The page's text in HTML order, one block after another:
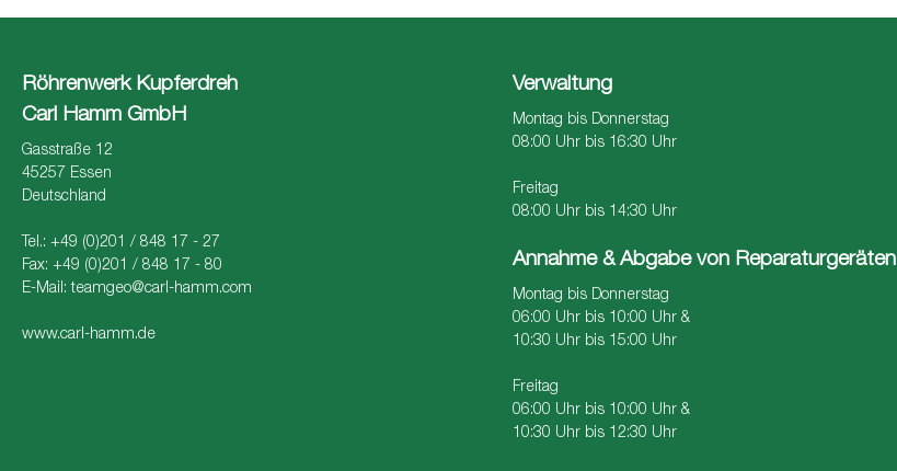
Röhrenwerk Kupferdreh
Carl Hamm GmbH
Gasstraße 12
45257 Essen
Deutschland
Tel.: +49 (0)201 / 848 17 - 27
Fax: +49 (0)201 / 848 17 - 80
E-Mail:teamgeo@carl-hamm.com
www.carl-hamm.de
Verwaltung
Montag bis Donnerstag
08:00 Uhr bis 16:30 Uhr
Freitag
08:00 Uhr bis 14:30 Uhr
Annahme & Abgabe von Reparaturgeräten
Montag bis Donnerstag
06:00 Uhr bis 10:00 Uhr &
10:30 Uhr bis 15:00 Uhr
Freitag
06:00 Uhr bis 10:00 Uhr &
10:30 Uhr bis 12:30 Uhr